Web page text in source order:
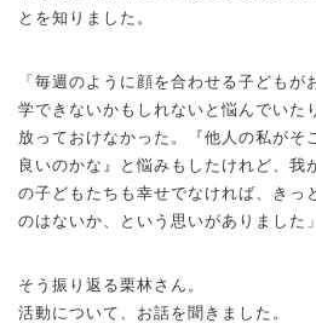
とを知りました。
「毎週のように顔を合わせる子どもが
学できないかもしれないと悩んでいた
放っておけなかった。『他人の私がそ
良いのかな』と悩みもしたけれど、我
の子どもたちも幸せでなければ、きっ
のはないか、という思いがありました」
そう振り返る栗林さん。
活動について、お話を聞きました。